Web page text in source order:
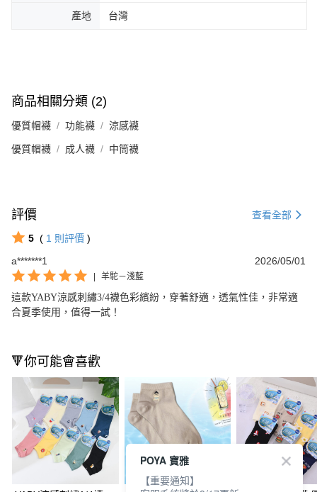
產地 台灣
商品相關分類 (2)
優質帽襪 功能襪 涼感襪
優質帽襪 成人襪 中筒襪
評價 查看全部
5 ( 1 則評價 )
a*******1
2026/05/01
羊駝－淺藍
這款YABY涼感刺繡3/4襪色彩繽紛，穿著舒適，透氣性佳，非常適
合夏季使用，值得一試！
🔻你可能會喜歡
POYA 寶雅
【重要通知】